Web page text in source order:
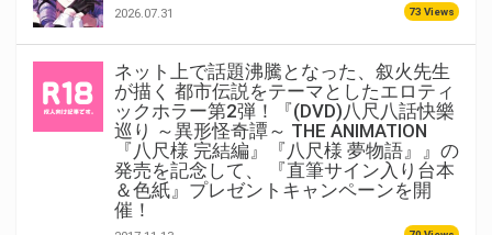
2026.07.31 73 Views
ネット上で話題沸騰となった、叙火先生
が描く 都市伝説をテーマとしたエロティ
ックホラー第2弾！『(DVD)八尺八話快樂
巡り ～異形怪奇譚～ THE ANIMATION
『八尺様 完結編』『八尺様 夢物語』』の
発売を記念して、 『直筆サイン入り台本
＆色紙』プレゼントキャンペーンを開
催！